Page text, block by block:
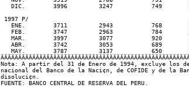
DIC.        3996         3247
ENE.        3711         2943
FEB.        3747         2963
MAR.        3997         3077
ABR.        3742         3053
MAY.        3787         3137
Nota: A partir del 31 de Enero de 1994, excluye los
nacional del Banco de la Naci¢n, de COFIDE y de la
disoluci¢n.